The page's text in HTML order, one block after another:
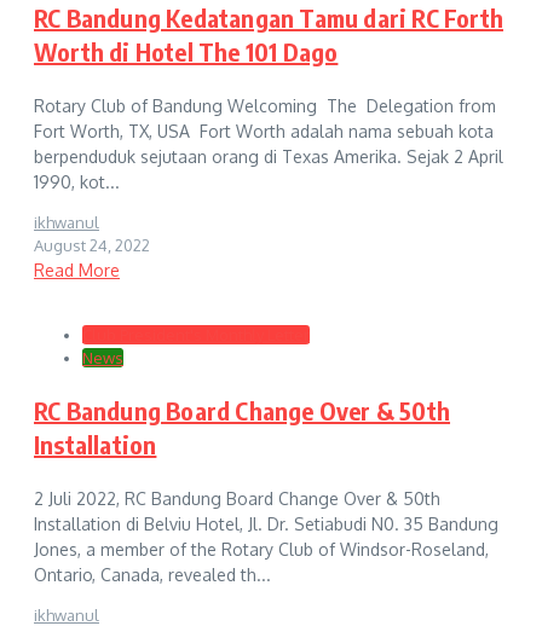
RC Bandung Kedatangan Tamu dari RC Forth
Worth di Hotel The 101 Dago
Rotary Club of Bandung Welcoming The Delegation from
Fort Worth, TX, USA Fort Worth adalah nama sebuah kota
berpenduduk sejutaan orang di Texas Amerika. Sejak 2 April
1990, kot...
ikhwanul
August 24, 2022
Read More
News
RC Bandung Board Change Over & 50th
Installation
2 Juli 2022, RC Bandung Board Change Over & 50th
Installation di Belviu Hotel, Jl. Dr. Setiabudi N0. 35 Bandung
Jones, a member of the Rotary Club of Windsor-Roseland,
Ontario, Canada, revealed th...
ikhwanul